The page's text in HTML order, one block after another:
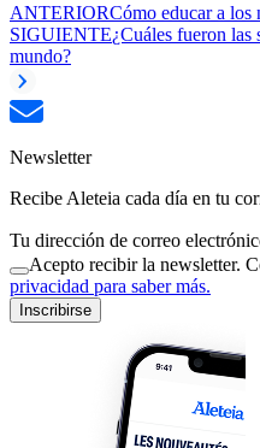
ANTERIORCómo educar a los
SIGUIENTE¿Cuáles fueron las
mundo?
Newsletter
Recibe Aleteia cada día en tu
Tu dirección de correo
Acepto recibir la newsletter.
privacidad para saber más.
Inscribirse